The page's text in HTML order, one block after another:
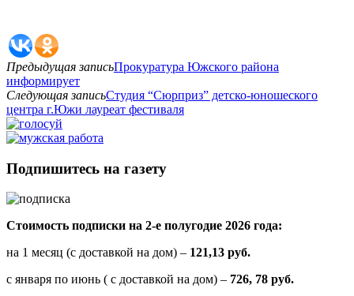
Предыдущая записьПрокуратура Южского района
информирует
Следующая записьСтудия “Сюрприз” детско-юношеского
центра г.Южи лауреат фестиваля
Подпишитесь на газету
Стоимость подписки на 2-е полугодие 2026 года:
на 1 месяц (с доставкой на дом) – 121,13 руб.
с января по июнь ( с доставкой на дом) – 726, 78 руб.